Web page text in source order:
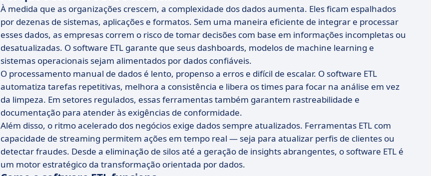
À medida que as organizações crescem, a complexidade dos dados aumenta. Eles ficam espalhados
por dezenas de sistemas, aplicações e formatos. Sem uma maneira eficiente de integrar e processar
esses dados, as empresas correm o risco de tomar decisões com base em informações incompletas ou
desatualizadas. O software ETL garante que seus dashboards, modelos de machine learning e
sistemas operacionais sejam alimentados por dados confiáveis.
O processamento manual de dados é lento, propenso a erros e difícil de escalar. O software ETL
automatiza tarefas repetitivas, melhora a consistência e libera os times para focar na análise em vez
da limpeza. Em setores regulados, essas ferramentas também garantem rastreabilidade e
documentação para atender às exigências de conformidade.
Além disso, o ritmo acelerado dos negócios exige dados sempre atualizados. Ferramentas ETL com
capacidade de streaming permitem ações em tempo real — seja para atualizar perfis de clientes ou
detectar fraudes. Desde a eliminação de silos até a geração de insights abrangentes, o software ETL é
um motor estratégico da transformação orientada por dados.